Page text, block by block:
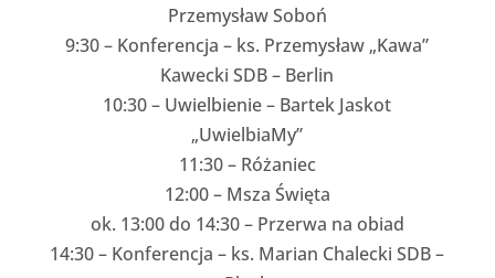
Przemysław Soboń
9:30 – Konferencja – ks. Przemysław „Kawa”
Kawecki SDB – Berlin
10:30 – Uwielbienie – Bartek Jaskot
„UwielbiaMy”
11:30 – Różaniec
12:00 – Msza Święta
ok. 13:00 do 14:30 – Przerwa na obiad
14:30 – Konferencja – ks. Marian Chalecki SDB –